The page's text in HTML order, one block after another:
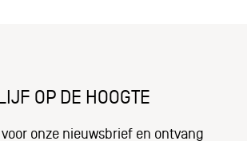
OP DE HOOGTE
onze nieuwsbrief en ontvang